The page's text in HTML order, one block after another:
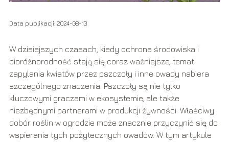
Data publikacji: 2024-08-13
W dzisiejszych czasach, kiedy ochrona środowiska i
bioróżnorodność stają się coraz ważniejsze, temat
zapylania kwiatów przez pszczoły i inne owady nabiera
szczególnego znaczenia. Pszczoły są nie tylko
kluczowymi graczami w ekosystemie, ale także
niezbędnymi partnerami w produkcji żywności. Właściwy
dobór roślin w ogrodzie może znacznie przyczynić się do
wspierania tych pożytecznych owadów. W tym artykule